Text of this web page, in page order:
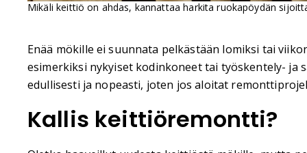
Mikäli keittiö on ahdas, kannattaa harkita ruokapöydän
Enää mökille ei suunnata pelkästään lomiksi tai
esimerkiksi nykyiset kodinkoneet tai työskentely-
edullisesti ja nopeasti, joten jos aloitat
Kallis keittiöremontti?